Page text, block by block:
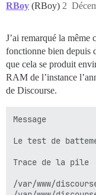
RBoy (RBoy) 2
J’ai remarqué la même
fonctionne bien depuis
que cela se produit
RAM de l’instance
de Discourse.
Message
Le test de
Trace de la pile
/var/www/